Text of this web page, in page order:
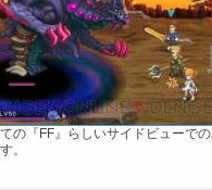
の『FF』らしいサイドビューで
。